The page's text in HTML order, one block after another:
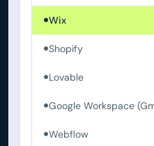
Wix
Shopify
Lovable
Google Workspace
Webflow